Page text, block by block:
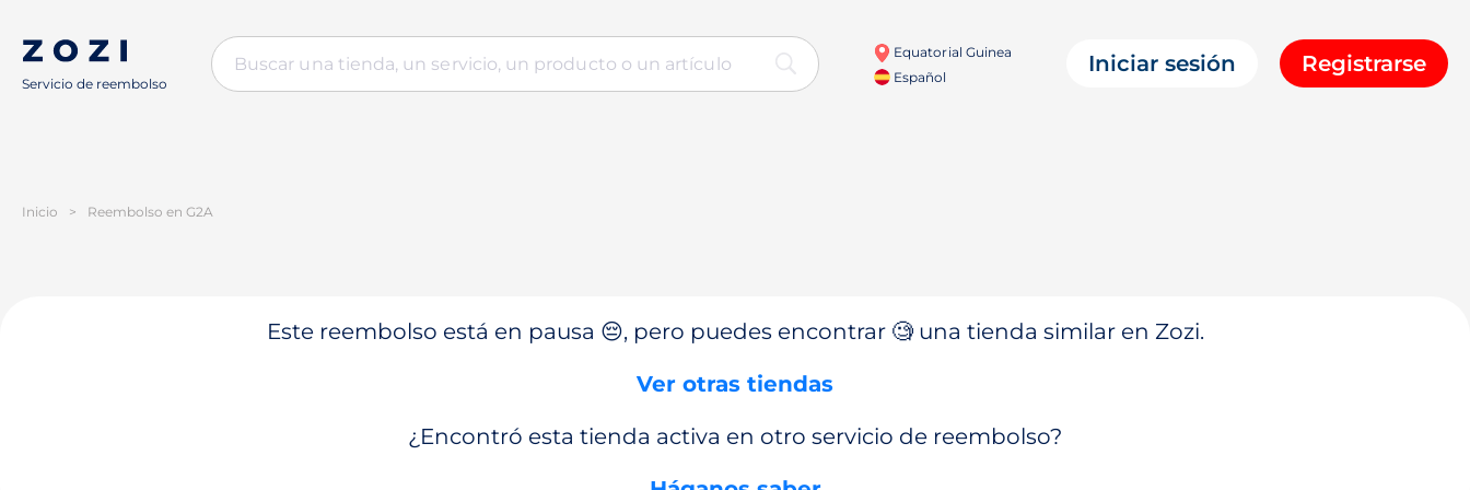
Servicio de reembolso
Equatorial Guinea
Español
Iniciar sesión Registrarse
Inicio > Reembolso en G2A
Este reembolso está en pausa 😔, pero puedes encontrar 🧐 una tienda similar en Zozi.
Ver otras tiendas
¿Encontró esta tienda activa en otro servicio de reembolso?